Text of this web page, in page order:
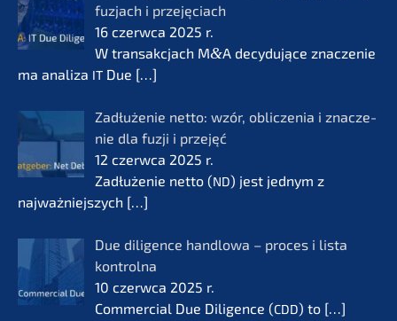
fuzjach i przejęciach
16 czerw­ca 2025 r.
W transak­c­jach M&A decydu­jące znacze­nie
ma anali­za IT Due […]
Zadłuże­nie netto: wzór, oblic­ze­nia i znacze­
nie dla fuzji i przejęć
12 czerw­ca 2025 r.
Zadłuże­nie netto (ND) jest jednym z
najważ­nie­js­zych […]
Due diligence handlo­wa – proces i lista
kontrol­na
10 czerw­ca 2025 r.
Commer­cial Due Diligence (CDD) to […]